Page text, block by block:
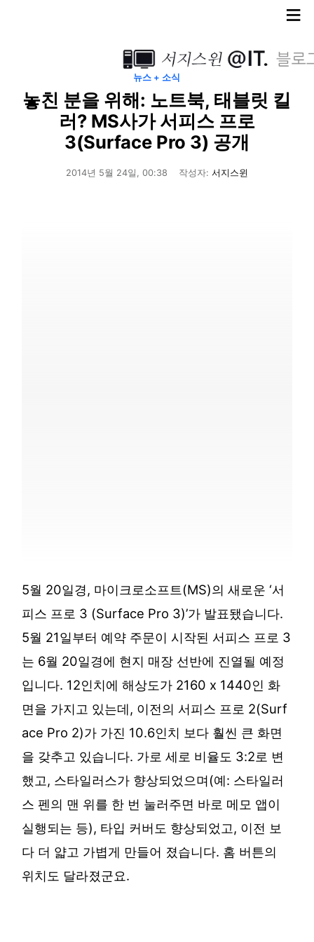
≡
뉴스 + 소식
놓친 분을 위해: 노트북, 태블릿 킬
러? MS사가 서피스 프로
3(Surface Pro 3) 공개
2014년 5월 24일, 00:38 작성자: 서지스윈
5월 20일경, 마이크로소프트(MS)의 새로운 ‘서
피스 프로 3 (Surface Pro 3)’가 발표됐습니다.
5월 21일부터 예약 주문이 시작된 서피스 프로 3
는 6월 20일경에 현지 매장 선반에 진열될 예정
입니다. 12인치에 해상도가 2160 x 1440인 화
면을 가지고 있는데, 이전의 서피스 프로 2(Surf
ace Pro 2)가 가진 10.6인치 보다 훨씬 큰 화면
을 갖추고 있습니다. 가로 세로 비율도 3:2로 변
했고, 스타일러스가 향상되었으며(예: 스타일러
스 펜의 맨 위를 한 번 눌러주면 바로 메모 앱이
실행되는 등), 타입 커버도 향상되었고, 이전 보
다 더 얇고 가볍게 만들어 졌습니다. 홈 버튼의
위치도 달라졌군요.